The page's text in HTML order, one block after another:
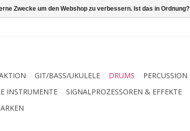
GIT/BASS/UKULELE DRUMS PERCUSSION
INSTRUMENTE
SIGNALPROZESSOREN & EFFEKTE
Zwecke um den Webshop zu verbessern. Ist das in Ordnung?